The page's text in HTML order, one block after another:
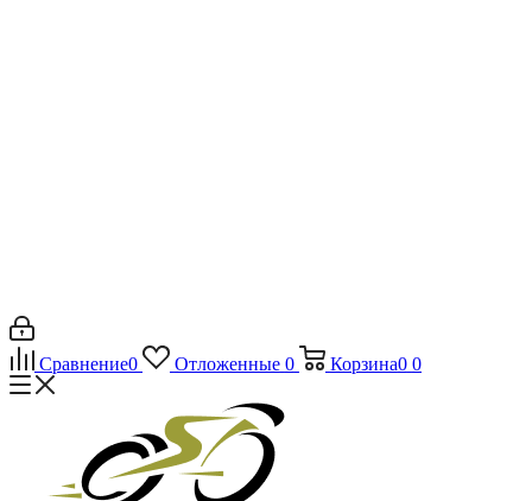
Сравнение0 Отложенные 0 Корзина0 0